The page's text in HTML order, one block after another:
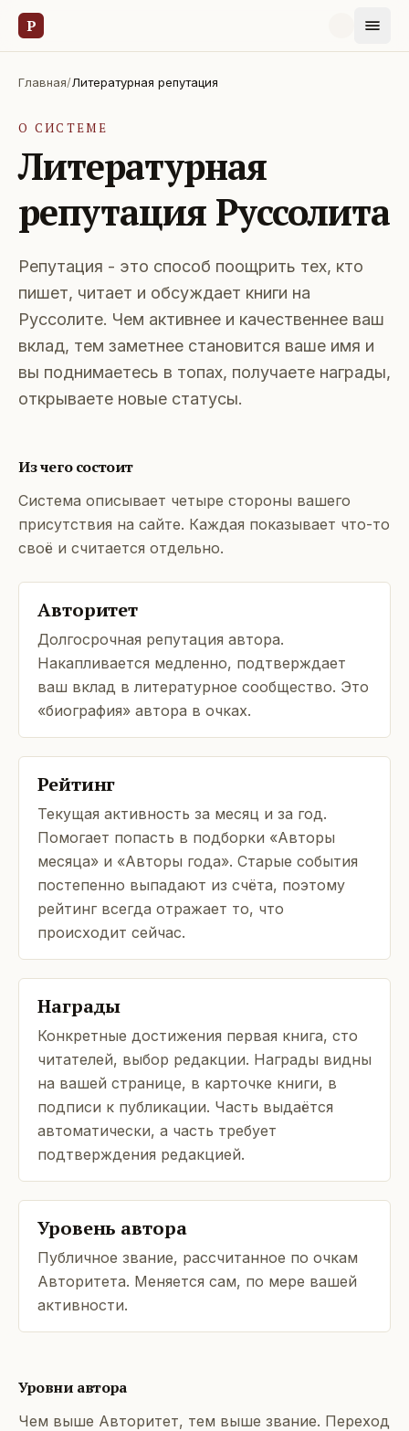
Р
Главная/Литературная репутация
О СИСТЕМЕ
Литературная
репутация Руссолита
Репутация - это способ поощрить тех, кто
пишет, читает и обсуждает книги на
Руссолите. Чем активнее и качественнее ваш
вклад, тем заметнее становится ваше имя и
вы поднимаетесь в топах, получаете награды,
открываете новые статусы.
Из чего состоит
Система описывает четыре стороны вашего
присутствия на сайте. Каждая показывает что-то
своё и считается отдельно.
Авторитет
Долгосрочная репутация автора.
Накапливается медленно, подтверждает
ваш вклад в литературное сообщество. Это
«биография» автора в очках.
Рейтинг
Текущая активность за месяц и за год.
Помогает попасть в подборки «Авторы
месяца» и «Авторы года». Старые события
постепенно выпадают из счёта, поэтому
рейтинг всегда отражает то, что
происходит сейчас.
Награды
Конкретные достижения первая книга, сто
читателей, выбор редакции. Награды видны
на вашей странице, в карточке книги, в
подписи к публикации. Часть выдаётся
автоматически, а часть требует
подтверждения редакцией.
Уровень автора
Публичное звание, рассчитанное по очкам
Авторитета. Меняется сам, по мере вашей
активности.
Уровни автора
Чем выше Авторитет, тем выше звание. Переход